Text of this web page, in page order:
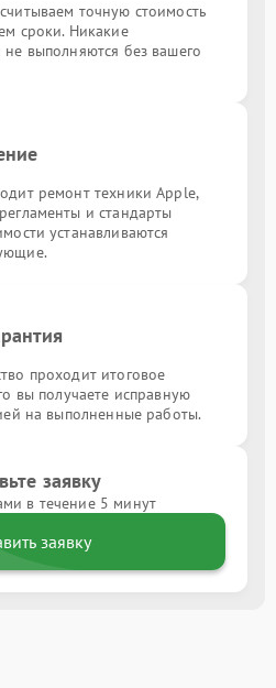
точную стоимость
сроки. Никакие
выполняются без вашего
ремонт техники Apple,
и стандарты
устанавливаются
проходит итоговое
вы получаете исправную
на выполненные работы.
заявку
в течение 5 минут
заявку